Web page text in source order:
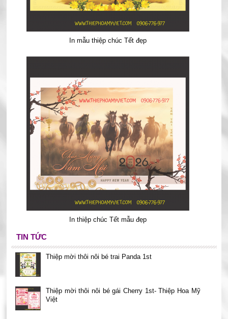
In mẫu thiệp chúc Tết đẹp
In thiệp chúc Tết mẫu đẹp
TIN TỨC
Thiệp mời thôi nôi bé trai Panda 1st
Thiệp mời thôi nôi bé gái Cherry 1st- Thiệp Hoa Mỹ
Việt